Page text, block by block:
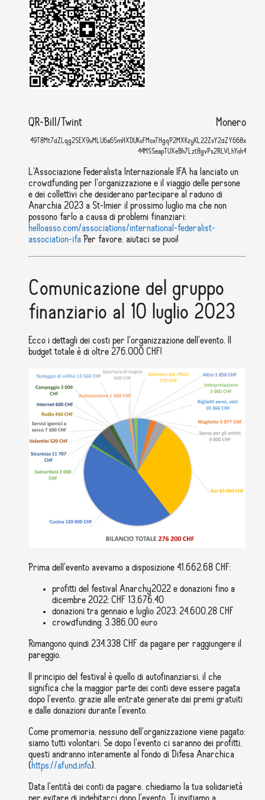
QR-Bill/Twint Monero
49T8Mt7dZLqg2SEX9uMLU6a6SmHXDUKuFMoxTHgqP2MXKzyKL22ZsY2dZY668x
44MSSeapTUXeBh7Lzt8gvPs2RLVLhYoh4
L'Associazione Federalista Internazionale IFA ha lanciato un
crowdfunding per l'organizzazione e il viaggio delle persone
e dei collettivi che desiderano partecipare al raduno di
Anarchia 2023 a St-Imier il prossimo luglio ma che non
possono farlo a causa di problemi finanziari:
helloasso.com/associations/international-federalist-
association-ifa Per favore, aiutaci se puoi!
Comunicazione del gruppo
finanziario al 10 luglio 2023
Ecco i dettagli dei costi per l'organizzazione dell'evento. Il
budget totale è di oltre 276.000 CHF!
Prima dell'evento avevamo a disposizione 41.662,68 CHF:
profitti del festival Anarchy2022 e donazioni fino a
dicembre 2022: CHF 13.676,40
donazioni tra gennaio e luglio 2023: 24.600,28 CHF
crowdfunding: 3.386,00 euro
Rimangono quindi 234.338 CHF da pagare per raggiungere il
pareggio.
Il principio del festival è quello di autofinanziarsi, il che
significa che la maggior parte dei conti deve essere pagata
dopo l'evento, grazie alle entrate generate dai premi gratuiti
e dalle donazioni durante l'evento.
Come promemoria, nessuno dell'organizzazione viene pagato:
siamo tutti volontari. Se dopo l'evento ci saranno dei profitti,
questi andranno interamente al Fondo di Difesa Anarchica
(https://afund.info).
Data l'entità dei conti da pagare, chiediamo la tua solidarietà